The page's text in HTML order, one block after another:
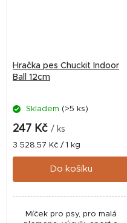
Hračka pes Chuckit Indoor
Ball 12cm
Skladem (>5 ks)
247 Kč / ks
Měrná
cena:
3 528,57 Kč / 1 kg
Do košíku
Míček pro psy, pro malá